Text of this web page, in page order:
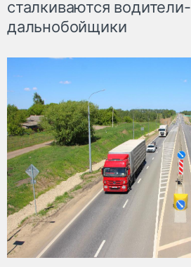
сталкиваются водители-
дальнобойщики